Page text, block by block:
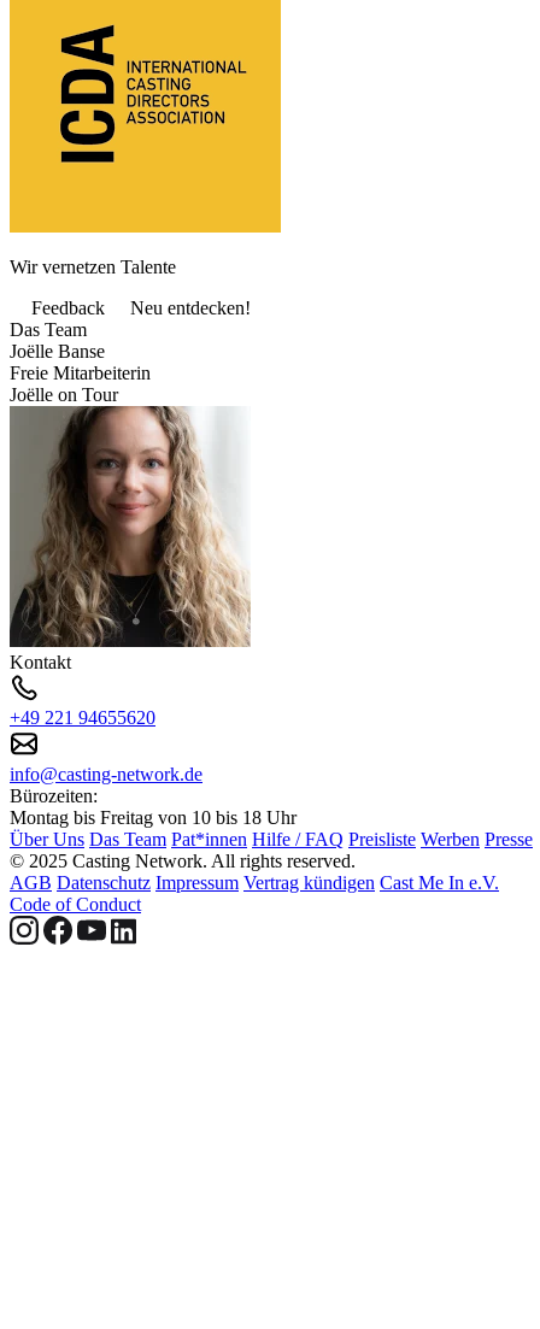
Wir vernetzen Talente
Feedback
Neu entdecken!
Das Team
Joëlle Banse
Freie Mitarbeiterin
Joëlle on Tour
Kontakt
+49 221 94655620
info@casting-network.de
Bürozeiten:
Montag bis Freitag von 10 bis 18 Uhr
Über Uns Das Team Pat*innen Hilfe / FAQ Preisliste Werben Presse
© 2025 Casting Network. All rights reserved.
AGB Datenschutz Impressum Vertrag kündigen Cast Me In e.V.
Code of Conduct